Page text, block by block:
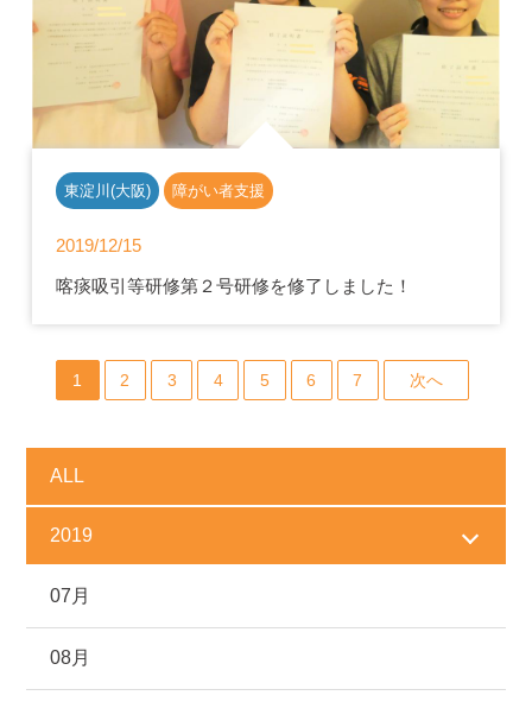
ALL
2019
07月
08月
東淀川(大阪) 障がい者支援
2019/12/15
喀痰吸引等研修第２号研修を修了しました！
1 2 3 4 5 6 7 次へ